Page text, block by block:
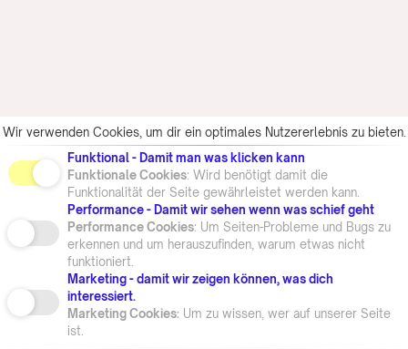
Wir verwenden Cookies, um dir ein optimales Nutzererlebnis zu bieten.
Funktional - Damit man was klicken kann
Funktionale Cookies: Wird benötigt damit die
Funktionalität der Seite gewährleistet werden kann.
Performance - Damit wir sehen wenn was schief geht
Performance Cookies: Um Seiten-Probleme und Bugs zu
erkennen und um herauszufinden, warum etwas nicht
funktioniert.
Marketing - damit wir zeigen können, was dich
interessiert.
Marketing Cookies: Um zu wissen, wer auf unserer Seite
ist.